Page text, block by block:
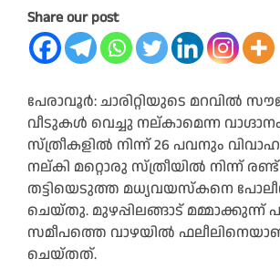
Share our post
പേരാവൂർ: ചാരിറ്റിയുടെ മറവിൽ
വീടുകൾ വെച്ചു നല്കാമെന്ന
സ്ത്രീകളിൽ നിന്ന് 26 പവനും
നല്കി മറ്റൊരു സ്ത്രീയിൽ നിന്ന്
തട്ടിയെടുത്ത മധ്യവയസ്‌കനെ
ചെയ്തു. മുഴപ്പിലങ്ങാട് മമ്മാക്കുന്ന്
സമീപത്തെ വാഴയിൽ ഫലീലിനെയാണ്
ചെയ്തത്.